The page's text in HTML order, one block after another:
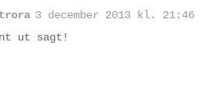
3 december 2013 kl. 21:46
ut sagt!